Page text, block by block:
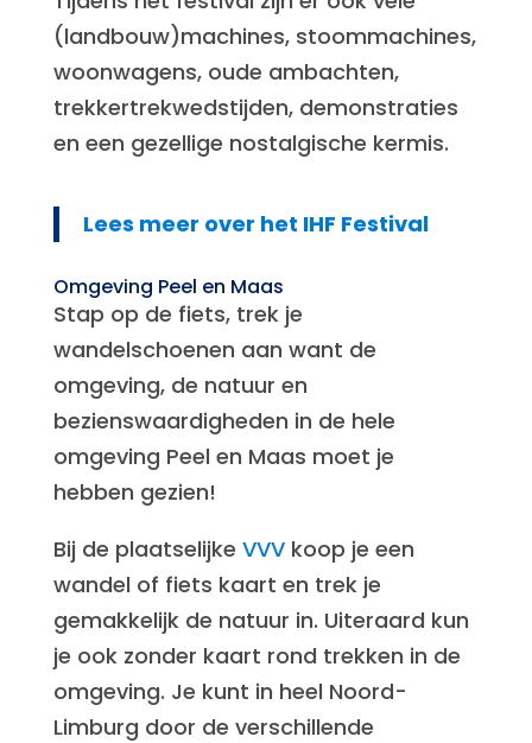
(landbouw)machines, stoommachines,
woonwagens, oude ambachten,
trekkertrekwedstijden, demonstraties
en een gezellige nostalgische kermis.
Lees meer over het IHF Festival
Omgeving Peel en Maas
Stap op de fiets, trek je
wandelschoenen aan want de
omgeving, de natuur en
bezienswaardigheden in de hele
omgeving Peel en Maas moet je
hebben gezien!
Bij de plaatselijke VVVkoop je een
wandel of fiets kaart en trek je
gemakkelijk de natuur in. Uiteraard kun
je ook zonder kaart rond trekken in de
omgeving. Je kunt in heel Noord-
Limburg door de verschillende